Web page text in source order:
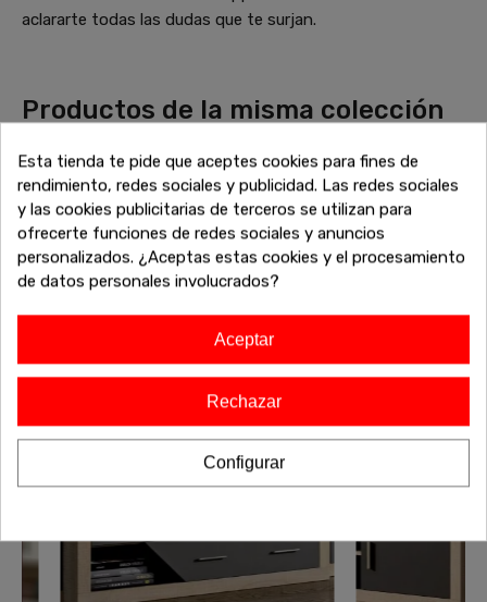
aclararte todas las dudas que te surjan.
Productos de la misma colección
Descubre más piezas que combinan perfectamente con tu
elección. Explora la colección completa de sofás, mesas,
armarios y otros muebles diseñados para complementar tu
hogar con un estilo cohesivo y elegante. Encuentra el
equilibrio perfecto entre estética y funcionalidad, y dale un
toque único a tu espacio. ¡Haz que tu casa refleje tu estilo
con la colección completa!
Esta tienda te pide que aceptes cookies para fines de
rendimiento, redes sociales y publicidad. Las redes sociales
y las cookies publicitarias de terceros se utilizan para
ofrecerte funciones de redes sociales y anuncios
personalizados. ¿Aceptas estas cookies y el procesamiento
de datos personales involucrados?
Aceptar
Rechazar
Configurar